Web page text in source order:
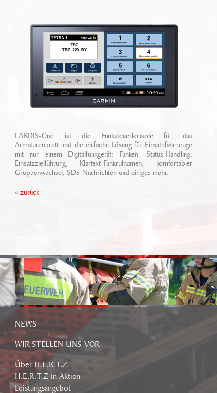
Stellenangebote
Geschichte
Standort/ Anfahrt
Leistungen
Eigenentwicklungen
Zubehör
Wichtige Links
LARDIS-One ist die Funksteuerkonsole für das
Armaturenbrett und die einfache Lösung für Einsatzfahrzeuge
mit nur einem Digitalfunkgerät: Funken, Status-Handling,
Einsatzzielführung, Klartext-Funkrufnamen, komfortabler
Gruppenwechsel, SDS-Nachrichten und einiges mehr.
« zurück
NEWS
WIR STELLEN UNS VOR
Über H.E.R.T.Z
H.E.R.T.Z in Aktion
Leistungsangebot